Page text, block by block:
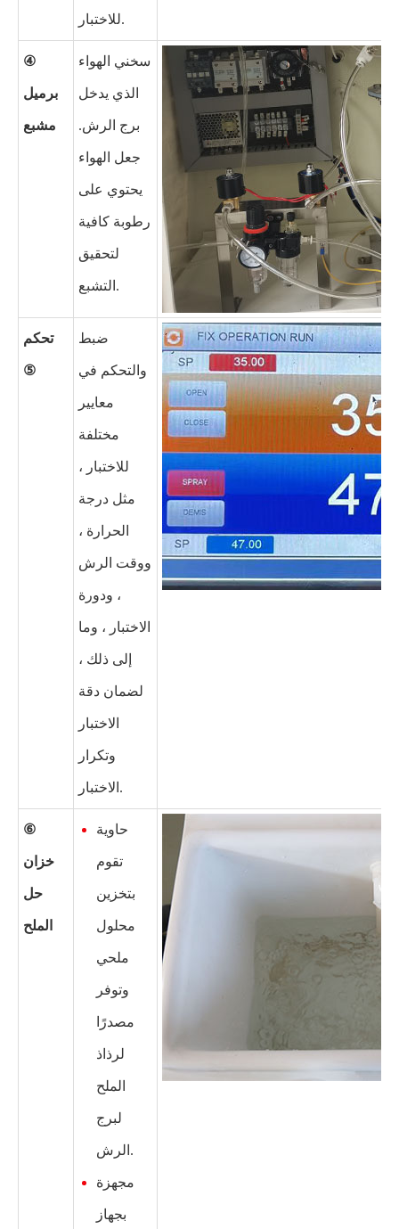
للاختبار.
④
برميل
مشبع
سخني الهواء
الذي يدخل
برج الرش.
جعل الهواء
يحتوي على
رطوبة كافية
لتحقيق
التشبع.
تحكم
⑤
ضبط
والتحكم في
معايير
مختلفة
للاختبار ،
مثل درجة
الحرارة ،
ووقت الرش
، ودورة
الاختبار ، وما
إلى ذلك ،
لضمان دقة
الاختبار
وتكرار
الاختبار.
⑥
خزان
حل
الملح
حاوية
تقوم
بتخزين
محلول
ملحي
وتوفر
مصدرًا
لرذاذ
الملح
لبرج
الرش.
مجهزة
بجهاز